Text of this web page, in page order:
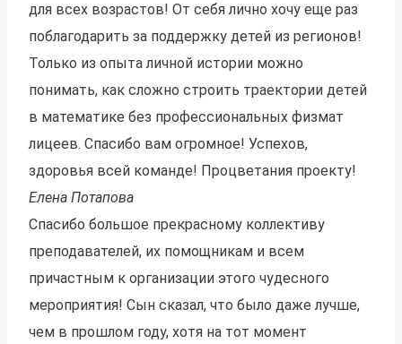
для всех возрастов! От себя лично хочу еще раз
поблагодарить за поддержку детей из регионов!
Только из опыта личной истории можно
понимать, как сложно строить траектории детей
в математике без профессиональных физмат
лицеев. Спасибо вам огромное! Успехов,
здоровья всей команде! Процветания проекту!
Елена Потапова
Спасибо большое прекрасному коллективу
преподавателей, их помощникам и всем
причастным к организации этого чудесного
мероприятия! Сын сказал, что было даже лучше,
чем в прошлом году, хотя на тот момент